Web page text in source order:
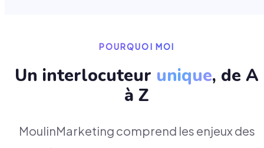
POURQUOI MOI
Un interlocuteur unique, de A
à Z
MoulinMarketing comprend les enjeux des